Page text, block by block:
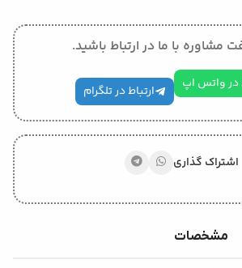
مشاوره با ما در ارتباط باشید.
در واتس اپ ارتباط در تلگرام
اشتراک گذاری
مشخصات